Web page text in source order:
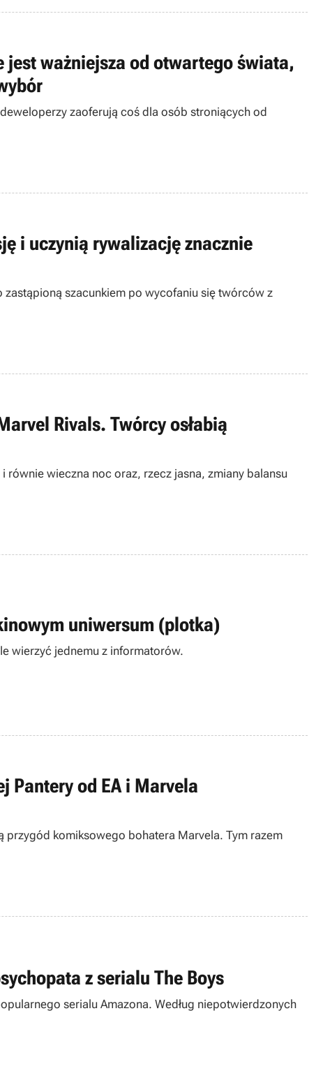
jest ważniejsza od otwartego świata,
zaoferują coś dla osób stroniących od
i uczynią rywalizację znacznie
zastąpioną szacunkiem po wycofaniu się twórców z
Rivals. Twórcy osłabią
wieczna noc oraz, rzecz jasna, zmiany balansu
uniwersum (plotka)
wierzyć jednemu z informatorów.
Pantery od EA i Marvela
komiksowego bohatera Marvela. Tym razem
z serialu The Boys
serialu Amazona. Według niepotwierdzonych